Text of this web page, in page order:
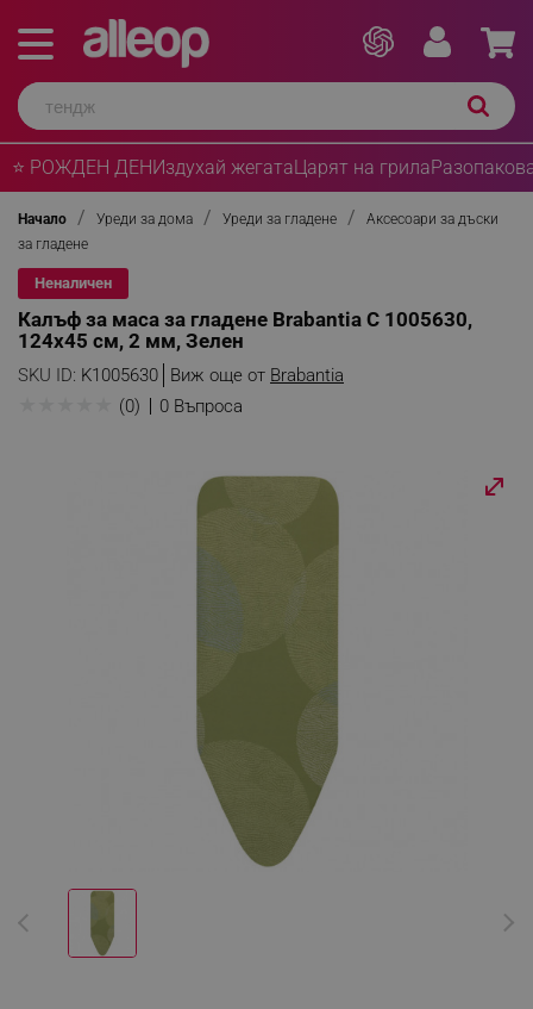
⭐ РОЖДЕН ДЕНИздухай жегатаЦарят на грила
Начало Уреди за дома Уреди за гладене
Аксесоари за дъски
за гладене
Неналичен
Калъф за маса за гладене Brabantia C 1005630,
124x45 см, 2 мм, Зелен
SKU ID: K1005630 Виж още от Brabantia
(0) 0 Въпроса